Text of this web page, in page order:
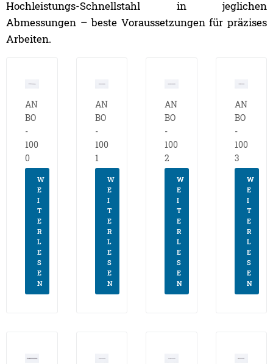
Hochleistungs-Schnellstahl in jeglichen
Abmessungen – beste Voraussetzungen für präzises
Arbeiten.
AN
BO
-
100
0
W
E
I
T
E
R
L
E
S
E
N
AN
BO
-
100
1
W
E
I
T
E
R
L
E
S
E
N
AN
BO
-
100
2
W
E
I
T
E
R
L
E
S
E
N
AN
BO
-
100
3
W
E
I
T
E
R
L
E
S
E
N